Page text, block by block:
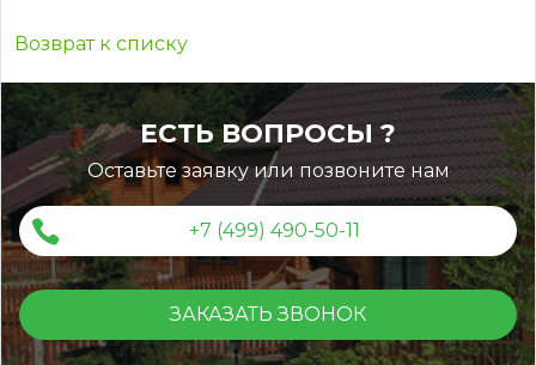
Возврат к списку
ЕСТЬ ВОПРОСЫ ?
Оставьте заявку или позвоните нам
+7 (499) 490-50-11
ЗАКАЗАТЬ ЗВОНОК